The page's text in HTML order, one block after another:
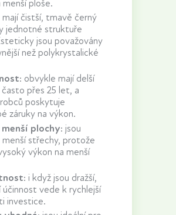
menší ploše.
mají čistší, tmavě černý
jednotné struktuře
jsou považovány
než polykrystalické
: obvykle mají delší
přes 25 let, a
poskytuje
záruky na výkon.
plochy: jsou
menší střechy, protože
výkon na menší
: i když jsou dražší,
účinnost vede k rychlejší
investice.